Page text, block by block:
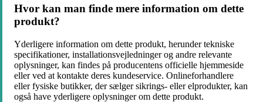
Hvor kan man finde mere information om dette
produkt?
Yderligere information om dette produkt, herunder tekniske
specifikationer, installationsvejledninger og andre relevante
oplysninger, kan findes på producentens officielle hjemmeside
eller ved at kontakte deres kundeservice. Onlineforhandlere
eller fysiske butikker, der sælger sikrings- eller elprodukter, kan
også have yderligere oplysninger om dette produkt.